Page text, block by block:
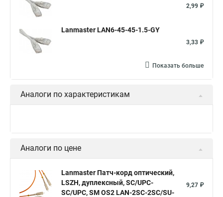
2,99 ₽
Lanmaster LAN6-45-45-1.5-GY
3,33 ₽
Показать больше
Аналоги по характеристикам
Аналоги по цене
Lanmaster Патч-корд оптический,
LSZH, дуплексный, SC/UPC-
SC/UPC, SM OS2 LAN-2SC-2SC/SU-
9,27 ₽